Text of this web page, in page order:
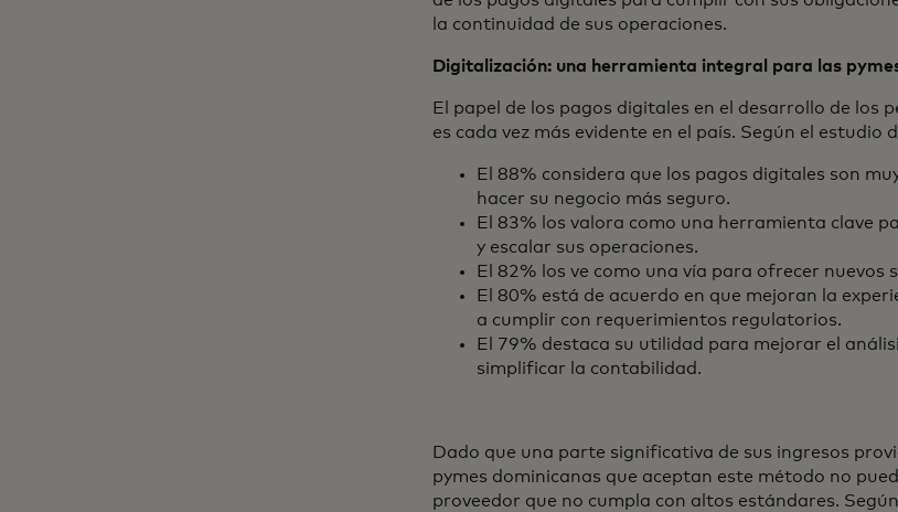
la continuidad de sus operaciones.
Digitalización: una herramienta integral para las
El papel de los pagos digitales en el desarrollo de los
es cada vez más evidente en el país. Según el estudio
El 88% considera que los pagos digitales son
hacer su negocio más seguro.
El 83% los valora como una herramienta clave
y escalar sus operaciones.
El 82% los ve como una vía para ofrecer nuevos
El 80% está de acuerdo en que mejoran la
a cumplir con requerimientos regulatorios.
El 79% destaca su utilidad para mejorar el
simplificar la contabilidad.
Dado que una parte significativa de sus ingresos
pymes dominicanas que aceptan este método no
proveedor que no cumpla con altos estándares.